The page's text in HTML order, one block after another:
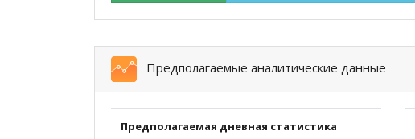
Предполагаемые аналитические данные
Предполагаемая дневная статистика